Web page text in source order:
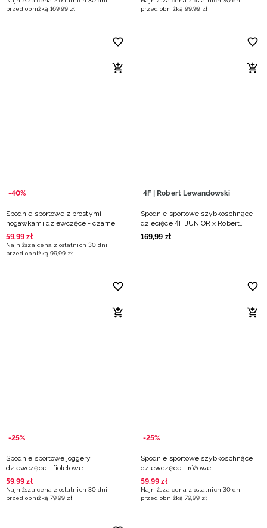
przed obniżką 169,99 zł
przed obniżką 99,99 zł
-40%
Spodnie sportowe z prostymi
nogawkami dziewczęce - czarne
59,99 zł
Najniższa cena z ostatnich 30 dni
przed obniżką 99,99 zł
4F | Robert Lewandowski
Spodnie sportowe szybkoschnące
dziecięce 4F JUNIOR x Robert
Lewandowski - czarne
169,99 zł
-25%
Spodnie sportowe joggery
dziewczęce - fioletowe
59,99 zł
Najniższa cena z ostatnich 30 dni
przed obniżką 79,99 zł
-25%
Spodnie sportowe szybkoschnące
dziewczęce - różowe
59,99 zł
Najniższa cena z ostatnich 30 dni
przed obniżką 79,99 zł